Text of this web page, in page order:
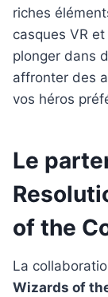
riches
casques VR
plonger dans
affronter des
vos héros
Le
of the
La
Wizards of